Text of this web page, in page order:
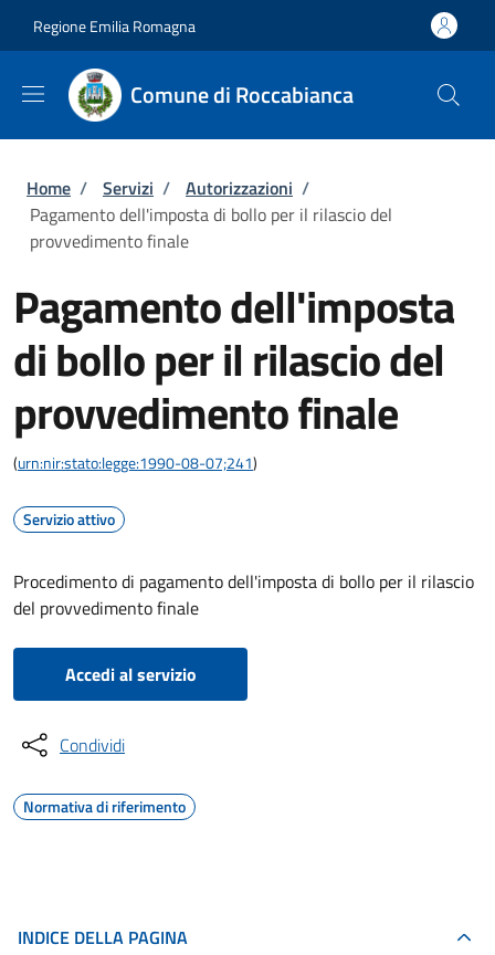
Regione Emilia Romagna
Comune di Roccabianca
Briciole di pane
Home / Servizi / Autorizzazioni /
Pagamento dell'imposta di bollo per il rilascio del
provvedimento finale
Pagamento dell'imposta
di bollo per il rilascio del
provvedimento finale
(urn:nir:stato:legge:1990-08-07;241)
Servizio attivo
Procedimento di pagamento dell'imposta di bollo per il rilascio
del provvedimento finale
Accedi al servizio
Condividi
Normativa di riferimento
INDICE DELLA PAGINA